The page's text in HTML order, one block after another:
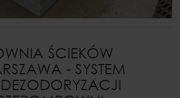
ŚCIEKÓW
- SYSTEM